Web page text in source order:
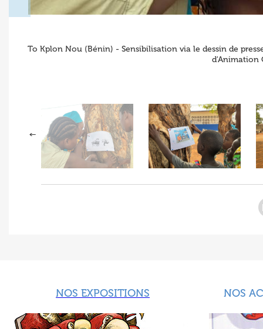
To Kplon Nou (Bénin) - Sensibilisation via le dessin de
d'Animation
NOS EXPOSITIONS NOS